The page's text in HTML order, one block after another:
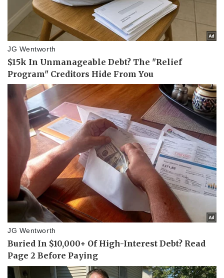
Thể thao
Bóng đá
Lịch thi đấu bóng đá
Thế giới thể thao
eSports
Hậu trường
Ô tô - Xe máy
Ô tô
Tư vấn